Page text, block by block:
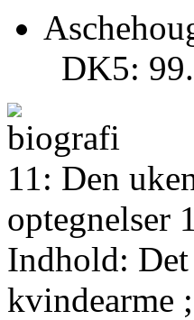
DK5:
11: Den
optegnelser
Indhold:
kvindearme